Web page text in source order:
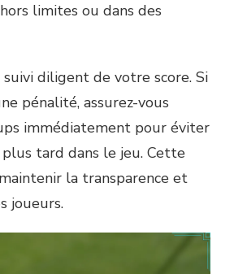
limites ou dans des
suivi diligent de votre score. Si
pénalité, assurez-vous
immédiatement pour éviter
tard dans le jeu. Cette
la transparence et
joueurs.